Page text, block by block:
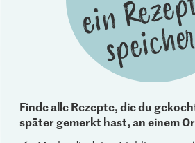
Finde alle Rezepte, die du
später gemerkt hast, an einem